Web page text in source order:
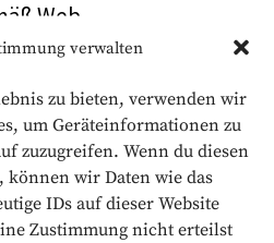
verwalten
zu bieten, verwenden wir
um Geräteinformationen zu
zuzugreifen. Wenn du diesen
können wir Daten wie das
IDs auf dieser Website
Zustimmung nicht erteilst
Web
korrektes